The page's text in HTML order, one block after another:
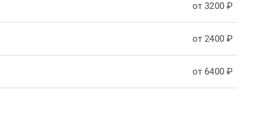
от 3200 ₽
от 2400 ₽
от 6400 ₽